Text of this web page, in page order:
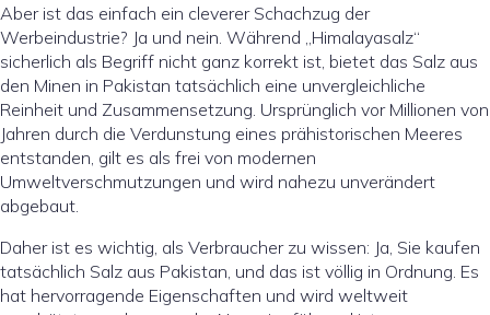
Aber ist das einfach ein cleverer Schachzug der
Werbeindustrie? Ja und nein. Während „Himalayasalz“
sicherlich als Begriff nicht ganz korrekt ist, bietet das Salz aus
den Minen in Pakistan tatsächlich eine unvergleichliche
Reinheit und Zusammensetzung. Ursprünglich vor Millionen von
Jahren durch die Verdunstung eines prähistorischen Meeres
entstanden, gilt es als frei von modernen
Umweltverschmutzungen und wird nahezu unverändert
abgebaut.
Daher ist es wichtig, als Verbraucher zu wissen: Ja, Sie kaufen
tatsächlich Salz aus Pakistan, und das ist völlig in Ordnung. Es
hat hervorragende Eigenschaften und wird weltweit